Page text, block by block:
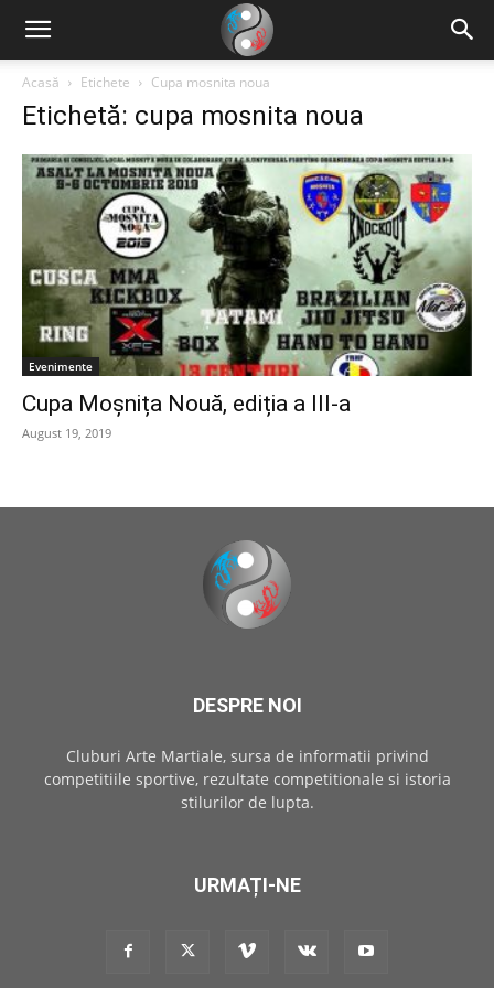
Acasă Etichete Cupa mosnita noua
Etichetă: cupa mosnita noua
Evenimente
Cupa Moșnița Nouă, ediția a III-a
August 19, 2019
DESPRE NOI
Cluburi Arte Martiale, sursa de informatii privind
competitiile sportive, rezultate competitionale si istoria
stilurilor de lupta.
URMAȚI-NE